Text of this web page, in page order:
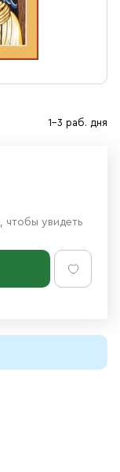
1-3 раб. дня
, чтобы увидеть